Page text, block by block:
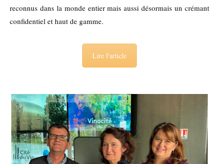
reconnus dans la monde entier mais aussi désormais un crémant
confidentiel et haut de gamme.
Lire l'article